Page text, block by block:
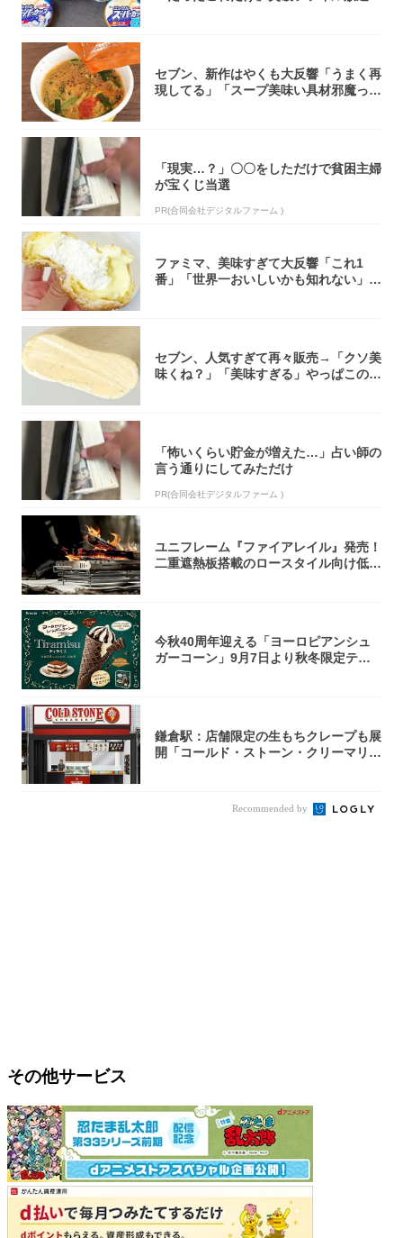
セブン、新作はやくも大反響「うまく再
現してる」「スープ美味い具材邪魔って
「現実…？」〇〇をしただけで貧困主婦
が宝くじ当選
PR(合同会社デジタルファーム )
ファミマ、美味すぎて大反響「これ1
番」「世界一おいしいかも知れない」
セブン、人気すぎて再々販売→「クソ美
味くね？」「美味すぎる」やっぱこのク
「怖いくらい貯金が増えた…」占い師の
言う通りにしてみただけ
PR(合同会社デジタルファーム )
ユニフレーム『ファイアレイル』発売！
二重遮熱板搭載のロースタイル向け低型
今秋40周年迎える「ヨーロピアンシュ
ガーコーン」9月7日より秋冬限定ティ
鎌倉駅：店舗限定の生もちクレープも展
開「コールド・ストーン・クリーマリ
Recommended by
その他サービス